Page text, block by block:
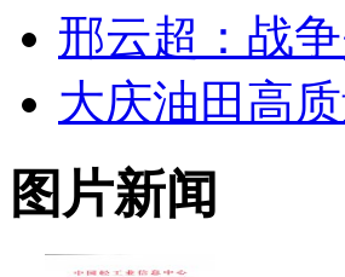
邢云超：战
大庆油田高
图片新闻